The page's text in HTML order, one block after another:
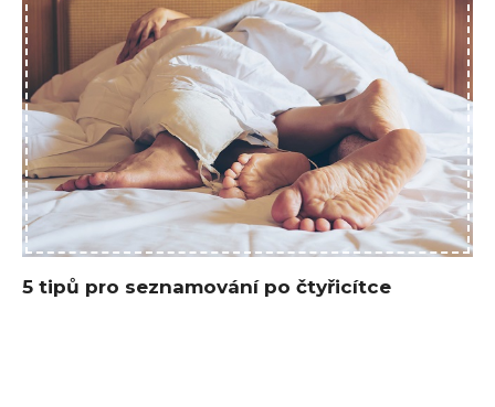
5 tipů pro seznamování po čtyřicítce